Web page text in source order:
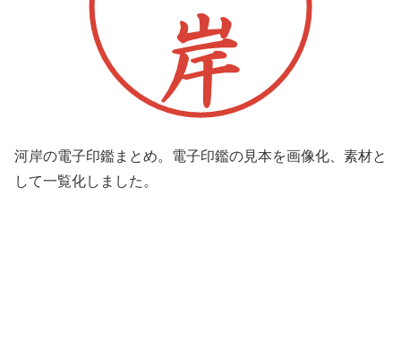
河岸の電子印鑑まとめ。電子印鑑の見本を画像化、素材と
して一覧化しました。